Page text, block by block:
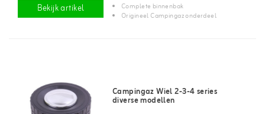
Bekijk artikel
Complete binnenbak
Origineel Campingaz onderdeel
Campingaz Wiel 2-3-4 series
diverse modellen